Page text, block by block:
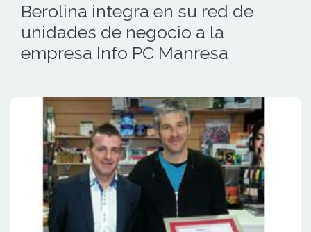
Berolina integra en su red de
unidades de negocio a la
empresa Info PC Manresa